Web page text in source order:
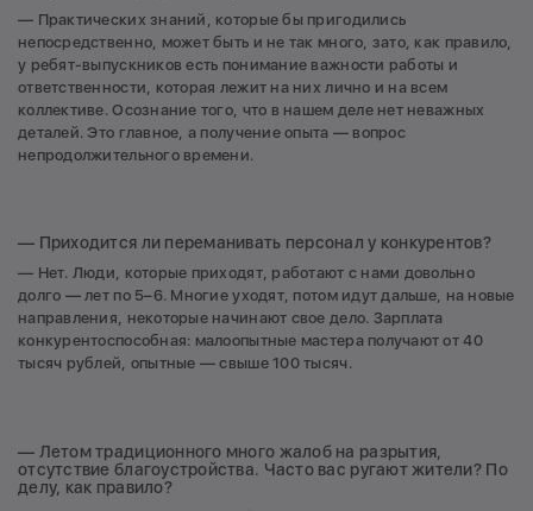
— Практических знаний, которые бы пригодились
непосредственно, может быть и не так много, зато, как правило,
у ребят-выпускников есть понимание важности работы и
ответственности, которая лежит на них лично и на всем
коллективе. Осознание того, что в нашем деле нет неважных
деталей. Это главное, а получение опыта — вопрос
непродолжительного времени.
— Приходится ли переманивать персонал у конкурентов?
— Нет. Люди, которые приходят, работают с нами довольно
долго — лет по 5–6. Многие уходят, потом идут дальше, на новые
направления, некоторые начинают свое дело. Зарплата
конкурентоспособная: малоопытные мастера получают от 40
тысяч рублей, опытные — свыше 100 тысяч.
— Летом традиционного много жалоб на разрытия,
отсутствие благоустройства. Часто вас ругают жители? По
делу, как правило?